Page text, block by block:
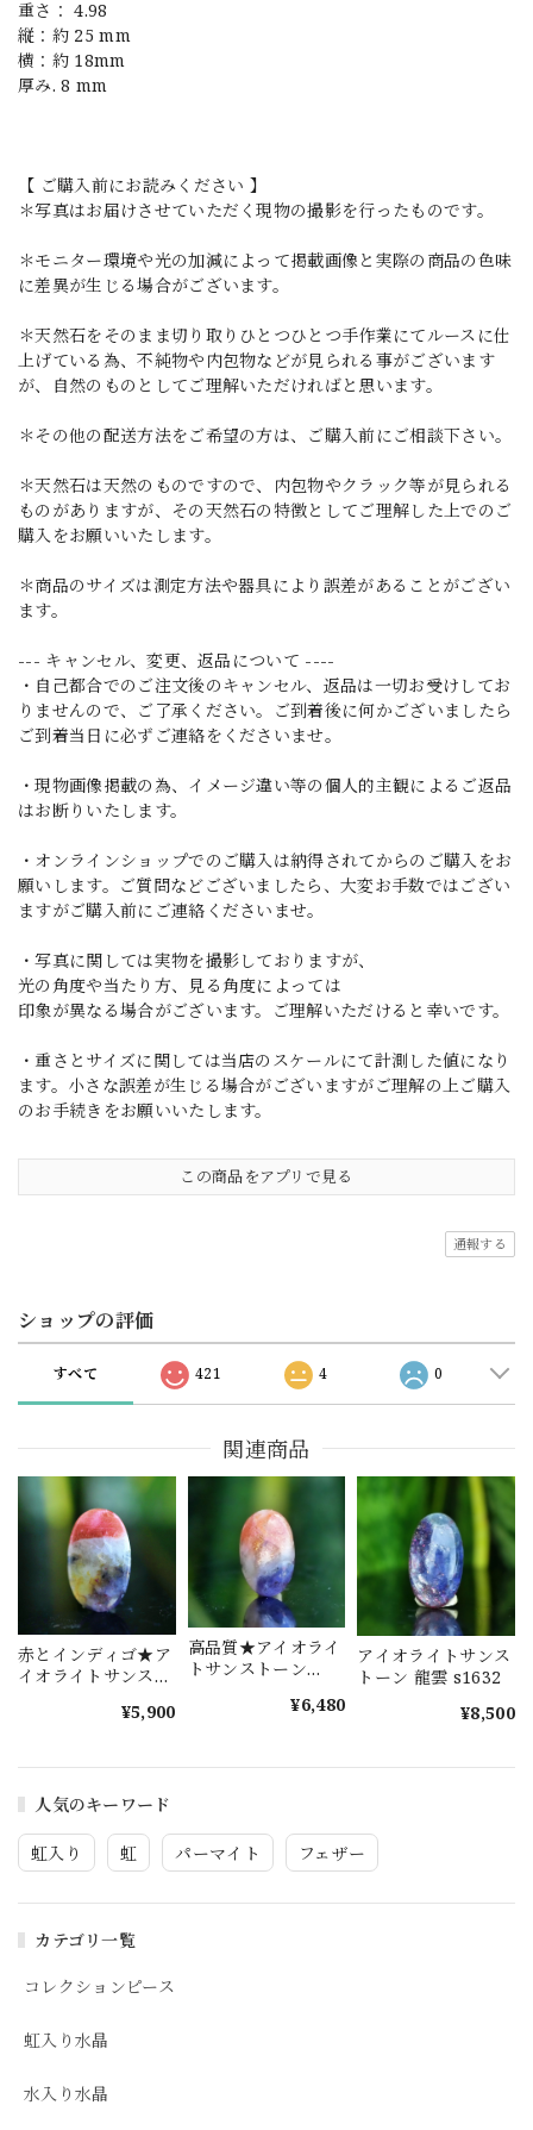
人気のキーワード
虹入り 虹 パーマイト フェザー
カテゴリ一覧
コレクションピース
虹入り水晶
水入り水晶
重さ： 4.98
縦：約 25 mm
横：約 18mm
厚み. 8 mm
【 ご購入前にお読みください 】
＊写真はお届けさせていただく現物の撮影を行ったものです。
＊モニター環境や光の加減によって掲載画像と実際の商品の色味
に差異が生じる場合がございます。
＊天然石をそのまま切り取りひとつひとつ手作業にてルースに仕
上げている為、不純物や内包物などが見られる事がございます
が、自然のものとしてご理解いただければと思います。
＊その他の配送方法をご希望の方は、ご購入前にご相談下さい。
＊天然石は天然のものですので、内包物やクラック等が見られる
ものがありますが、その天然石の特徴としてご理解した上でのご
購入をお願いいたします。
＊商品のサイズは測定方法や器具により誤差があることがござい
ます。
--- キャンセル、変更、返品について ----
・自己都合でのご注文後のキャンセル、返品は一切お受けしてお
りませんので、ご了承ください。ご到着後に何かございましたら
ご到着当日に必ずご連絡をくださいませ。
・現物画像掲載の為、イメージ違い等の個人的主観によるご返品
はお断りいたします。
・オンラインショップでのご購入は納得されてからのご購入をお
願いします。ご質問などございましたら、大変お手数ではござい
ますがご購入前にご連絡くださいませ。
・写真に関しては実物を撮影しておりますが、
光の角度や当たり方、見る角度によっては
印象が異なる場合がございます。ご理解いただけると幸いです。
・重さとサイズに関しては当店のスケールにて計測した値になり
ます。小さな誤差が生じる場合がございますがご理解の上ご購入
のお手続きをお願いいたします。
この商品をアプリで見る
通報する
ショップの評価
すべて 421 4 0
関連商品
赤とインディゴ★ア
イオライトサンスト
¥5,900
高品質★アイオライ
トサンストーン
¥6,480
アイオライトサンス
トーン 龍雲 s1632
¥8,500